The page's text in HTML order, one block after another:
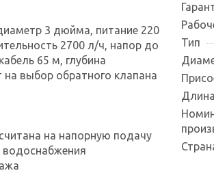
3 дюйма, питание 220
2700 л/ч, напор до
65 м, глубина
выбор обратного клапана
на напорную подачу
Тип